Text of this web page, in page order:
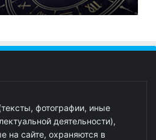
фотографии, иные
деятельности),
на сайте, охраняются в